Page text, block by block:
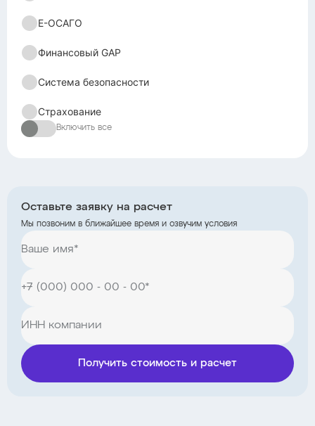
Е-ОСАГО
Финансовый GAP
Система безопасности
Страхование
Включить все
Оставьте заявку на расчет
Мы позвоним в ближайшее время и озвучим условия
Получить стоимость и расчет